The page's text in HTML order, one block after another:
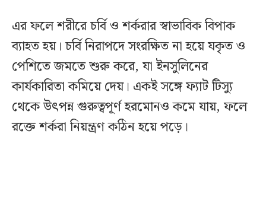
এর ফলে শরীরে চর্বি ও শর্করার স্বাভাবিক বিপাক
ব্যাহত হয়। চর্বি নিরাপদে সংরক্ষিত না হয়ে যকৃত ও
পেশিতে জমতে শুরু করে, যা ইনসুলিনের
কার্যকারিতা কমিয়ে দেয়। একই সঙ্গে ফ্যাট টিস্যু
থেকে উৎপন্ন গুরুত্বপূর্ণ হরমোনও কমে যায়, ফলে
রক্তে শর্করা নিয়ন্ত্রণ কঠিন হয়ে পড়ে।